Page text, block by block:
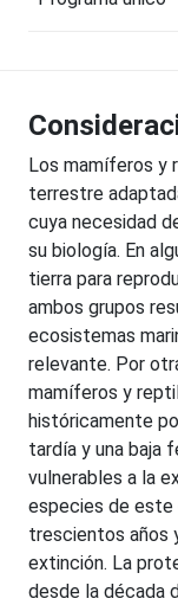
Los mamíferos y
terrestre
cuya necesidad
su biología. En
tierra para
ambos grupos
ecosistemas
relevante. Por
mamíferos y
históricamente
tardía y una baja
vulnerables a la
especies de este
trescientos años
extinción. La
desde la década